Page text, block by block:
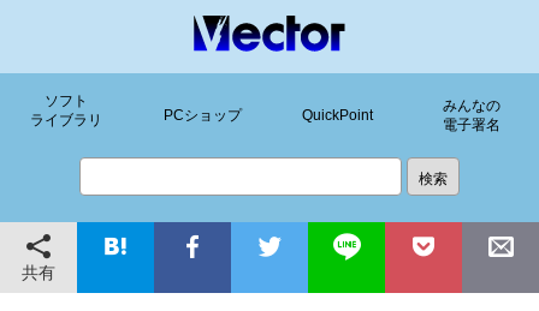
ソフト
ライブラリ
PCショップ QuickPoint
みんなの
電子署名
共有